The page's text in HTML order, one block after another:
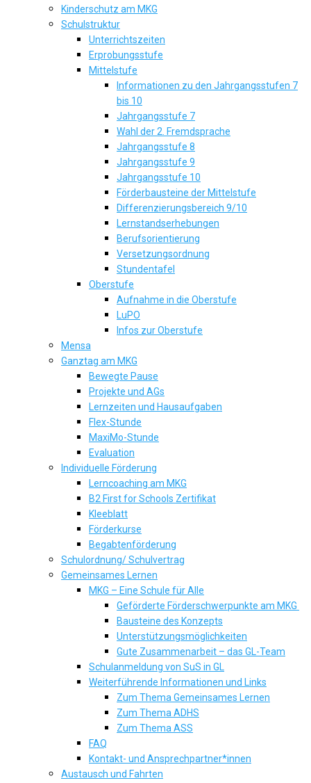
Kinderschutz am MKG
Schulstruktur
Unterrichtszeiten
Erprobungsstufe
Mittelstufe
Informationen zu den Jahrgangsstufen 7
bis 10
Jahrgangsstufe 7
Wahl der 2. Fremdsprache
Jahrgangsstufe 8
Jahrgangsstufe 9
Jahrgangsstufe 10
Förderbausteine der Mittelstufe
Differenzierungsbereich 9/10
Lernstandserhebungen
Berufsorientierung
Versetzungsordnung
Stundentafel
Oberstufe
Aufnahme in die Oberstufe
LuPO
Infos zur Oberstufe
Mensa
Ganztag am MKG
Bewegte Pause
Projekte und AGs
Lernzeiten und Hausaufgaben
Flex-Stunde
MaxiMo-Stunde
Evaluation
Individuelle Förderung
Lerncoaching am MKG
B2 First for Schools Zertifikat
Kleeblatt
Förderkurse
Begabtenförderung
Schulordnung/ Schulvertrag
Gemeinsames Lernen
MKG – Eine Schule für Alle
Geförderte Förderschwerpunkte am MKG
Bausteine des Konzepts
Unterstützungsmöglichkeiten
Gute Zusammenarbeit – das GL-Team
Schulanmeldung von SuS in GL
Weiterführende Informationen und Links
Zum Thema Gemeinsames Lernen
Zum Thema ADHS
Zum Thema ASS
FAQ
Kontakt- und Ansprechpartner*innen
Austausch und Fahrten